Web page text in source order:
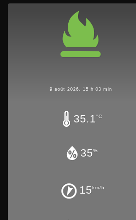
9 août 2026, 15 h 03 min
35.1°C
35%
15km/h